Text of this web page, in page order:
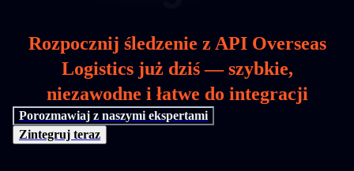
Rozpocznij śledzenie z API Overseas
Logistics już dziś — szybkie,
niezawodne i łatwe do integracji
Porozmawiaj z naszymi ekspertami
Zintegruj teraz